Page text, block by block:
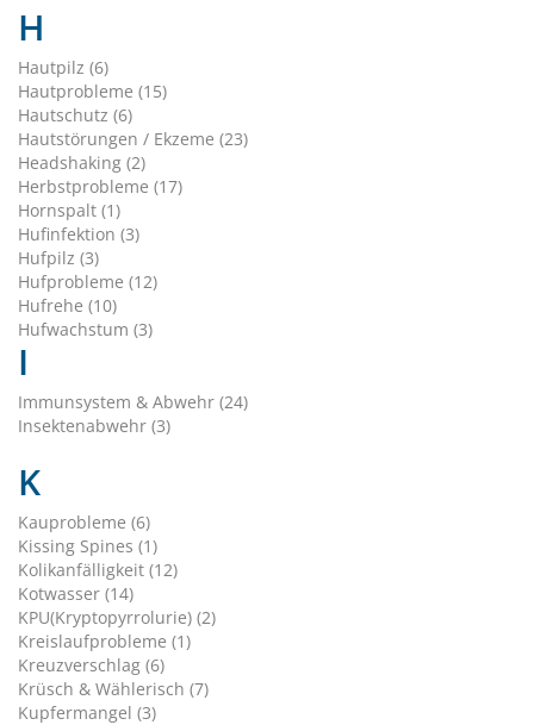
H
Hautpilz (6)
Hautprobleme (15)
Hautschutz (6)
Hautstörungen / Ekzeme (23)
Headshaking (2)
Herbstprobleme (17)
Hornspalt (1)
Hufinfektion (3)
Hufpilz (3)
Hufprobleme (12)
Hufrehe (10)
Hufwachstum (3)
I
Immunsystem & Abwehr (24)
Insektenabwehr (3)
K
Kauprobleme (6)
Kissing Spines (1)
Kolikanfälligkeit (12)
Kotwasser (14)
KPU(Kryptopyrrolurie) (2)
Kreislaufprobleme (1)
Kreuzverschlag (6)
Krüsch & Wählerisch (7)
Kupfermangel (3)